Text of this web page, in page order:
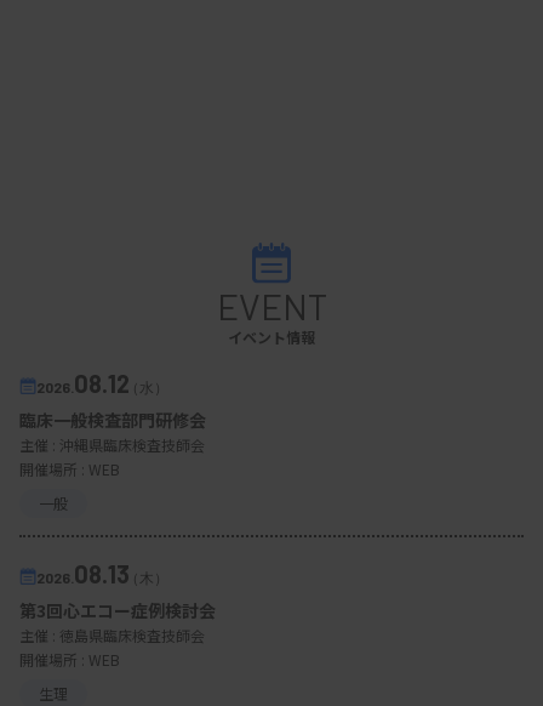
EVENT
イベント情報
2026. 08.12（水）
臨床一般検査部門研修会
主催 : 沖縄県臨床検査技師会
開催場所 : WEB
一般
2026. 08.13（木）
第3回心エコー症例検討会
主催 : 徳島県臨床検査技師会
開催場所 : WEB
生理